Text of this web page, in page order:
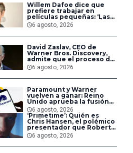
90%
Pinocchio
Willem Dafoe dice que
prefiere trabajar en
películas pequeñas: ‘Las
grandes están demasiado
planificadas’
6 agosto, 2026
David Zaslav, CEO de
Warner Bros. Discovery,
admite que el proceso de
fusión con Paramount ha
sido difícil para los
empleados
6 agosto, 2026
Paramount y Warner
vuelven a ganar: Reino
Unido aprueba la fusión
entre conglomerados
6 agosto, 2026
‘Primetime’: Quién es
Chris Hansen, el polémico
presentador que Robert
Pattinson interpreta en
su nueva película
6 agosto, 2026